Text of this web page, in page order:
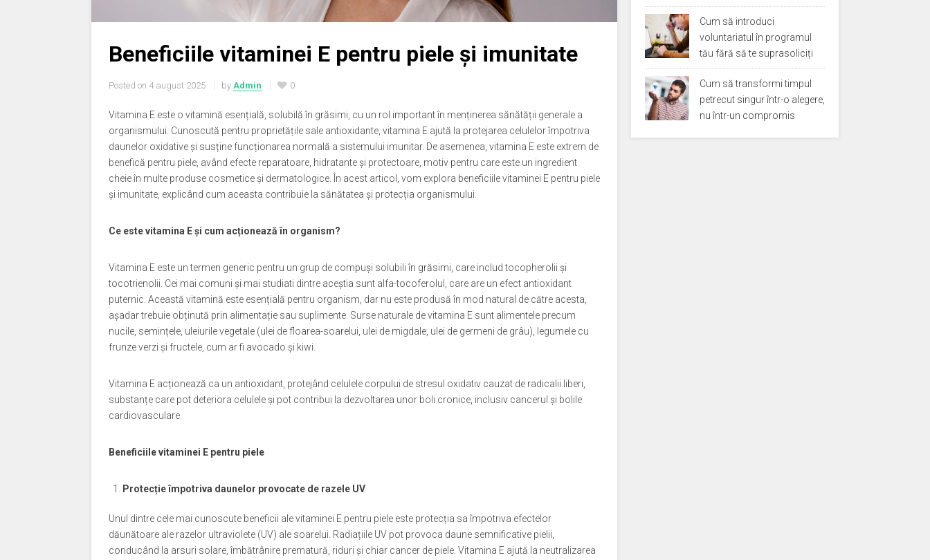
Beneficiile vitaminei E pentru piele și imunitate
Posted on 4 august 2025 by Admin 0
Vitamina E este o vitamină esențială, solubilă în grăsimi, cu un rol important în menținerea sănătății generale a
organismului. Cunoscută pentru proprietățile sale antioxidante, vitamina E ajută la protejarea celulelor împotriva
daunelor oxidative și susține funcționarea normală a sistemului imunitar. De asemenea, vitamina E este extrem de
benefică pentru piele, având efecte reparatoare, hidratante și protectoare, motiv pentru care este un ingredient
cheie în multe produse cosmetice și dermatologice. În acest articol, vom explora beneficiile vitaminei E pentru piele
și imunitate, explicând cum aceasta contribuie la sănătatea și protecția organismului.
Ce este vitamina E și cum acționează în organism?
Vitamina E este un termen generic pentru un grup de compuși solubili în grăsimi, care includ tocopherolii și
tocotrienolii. Cei mai comuni și mai studiati dintre aceștia sunt alfa-tocoferolul, care are un efect antioxidant
puternic. Această vitamină este esențială pentru organism, dar nu este produsă în mod natural de către acesta,
așadar trebuie obținută prin alimentație sau suplimente. Surse naturale de vitamina E sunt alimentele precum
nucile, semințele, uleiurile vegetale (ulei de floarea-soarelui, ulei de migdale, ulei de germeni de grâu), legumele cu
frunze verzi și fructele, cum ar fi avocado și kiwi.
Vitamina E acționează ca un antioxidant, protejând celulele corpului de stresul oxidativ cauzat de radicalii liberi,
substanțe care pot deteriora celulele și pot contribui la dezvoltarea unor boli cronice, inclusiv cancerul și bolile
cardiovasculare.
Beneficiile vitaminei E pentru piele
Protecție împotriva daunelor provocate de razele UV
Unul dintre cele mai cunoscute beneficii ale vitaminei E pentru piele este protecția sa împotriva efectelor
dăunătoare ale razelor ultraviolete (UV) ale soarelui. Radiațiile UV pot provoca daune semnificative pielii,
conducând la arsuri solare, îmbătrânire prematură, riduri și chiar cancer de piele. Vitamina E ajută la neutralizarea
Cum să introduci
voluntariatul în programul
tău fără să te suprasoliciți
Cum să transformi timpul
petrecut singur într-o alegere,
nu într-un compromis